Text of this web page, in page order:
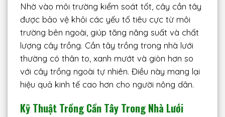
Nhờ vào môi trường kiểm soát tốt, cây cần tây
được bảo vệ khỏi các yếu tố tiêu cực từ môi
trường bên ngoài, giúp tăng năng suất và chất
lượng cây trồng. Cần tây trồng trong nhà lưới
thường có thân to, xanh mướt và giòn hơn so
với cây trồng ngoài tự nhiên. Điều này mang lại
hiệu quả kinh tế cao hơn cho người nông dân.
Kỹ Thuật Trồng Cần Tây Trong Nhà Lưới